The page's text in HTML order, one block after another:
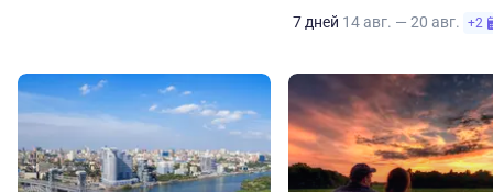
7 дней 14 авг. — 20 авг. +2